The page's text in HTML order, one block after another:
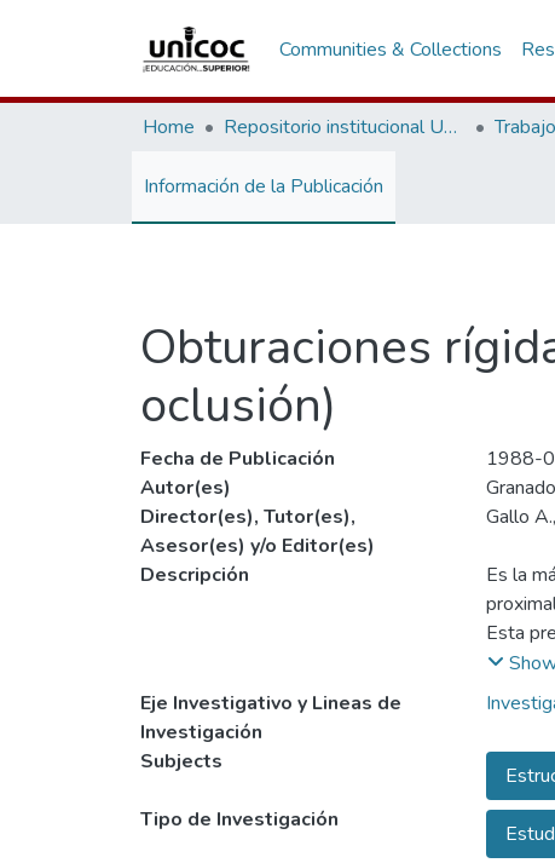
Communities & Collections
Home Repositorio institucional Unicoc, RI-unicoc
Información de la Publicación
Obturaciones
oclusión)
Fecha de Publicación
1988-
Autor(es)
Director(es), Tutor(es),
Asesor(es) y/o Editor(es)
Gallo
Descripción
Es la
Esta
usar
se
Eje Investigativo y Lineas de
Investigación
Subjects
Tipo de Investigación